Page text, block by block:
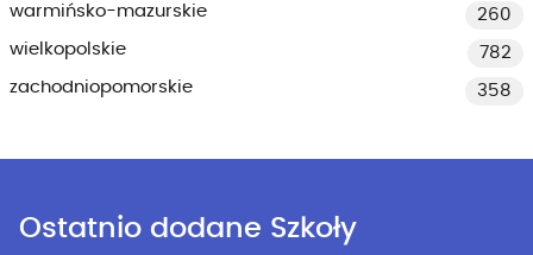
warmińsko-mazurskie
260
wielkopolskie
782
zachodniopomorskie
358
Ostatnio dodane Szkoły